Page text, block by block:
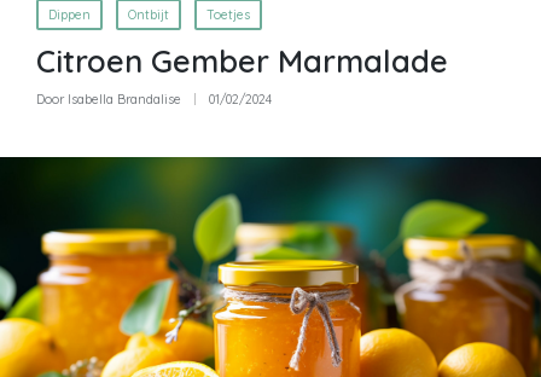
Geplaatst
in
Dippen Ontbijt Toetjes
Citroen Gember Marmalade
Geplaatst
Door Isabella Brandalise 01/02/2024